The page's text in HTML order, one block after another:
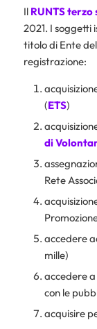
Il RUNTS
2021. I soggetti
titolo di Ente
registrazione:
(ETS)
di
Rete
accedere
mille)
accedere
con le
acquisire